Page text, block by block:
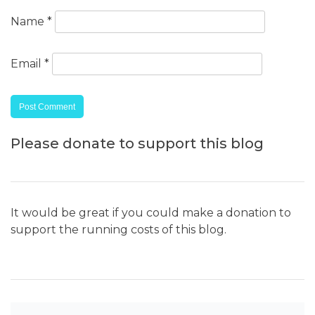
Name *
Email *
Please donate to support this blog
It would be great if you could make a donation to
support the running costs of this blog.